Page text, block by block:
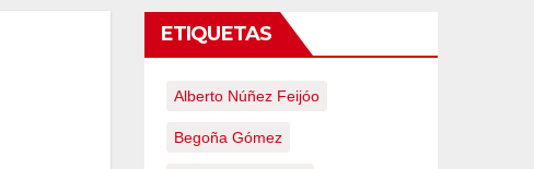
ETIQUETAS
Alberto Núñez Feijóo
Begoña Gómez